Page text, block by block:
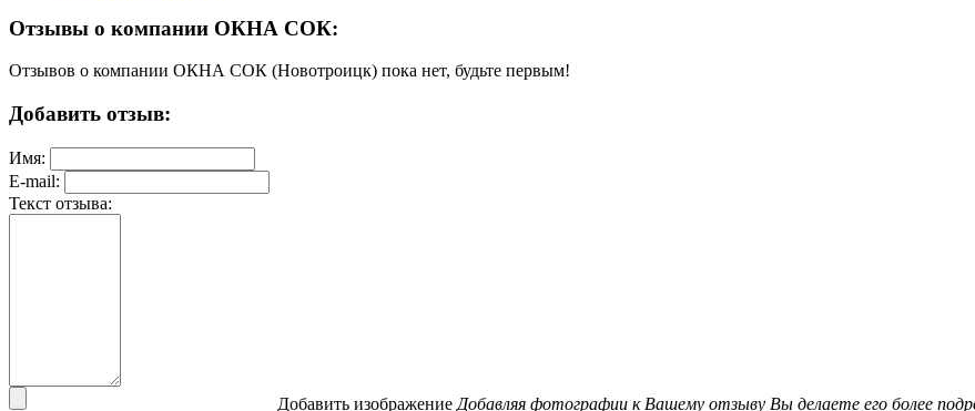
Отзывы о компании ОКНА СОК:
Отзывов о компании ОКНА СОК (Новотроицк) пока нет, будьте первым!
Добавить отзыв:
Имя:
E-mail:
Текст отзыва:
Добавить изображение Добавляя фотографии к Вашему отзыву Вы делаете его более